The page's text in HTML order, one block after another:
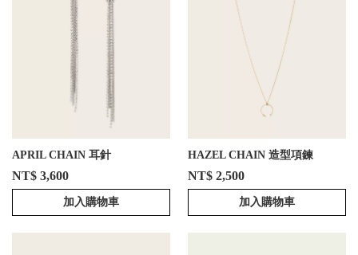
APRIL CHAIN 耳針
NT$ 3,600
加入購物車
HAZEL CHAIN 造型項鍊
NT$ 2,500
加入購物車